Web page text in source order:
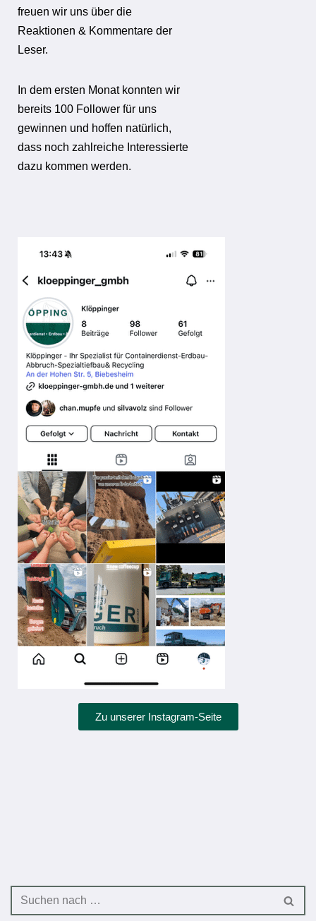
freuen wir uns über die
Reaktionen & Kommentare der
Leser.
In dem ersten Monat konnten wir
bereits 100 Follower für uns
gewinnen und hoffen natürlich,
dass noch zahlreiche Interessierte
dazu kommen werden.
Zu unserer Instagram-Seite